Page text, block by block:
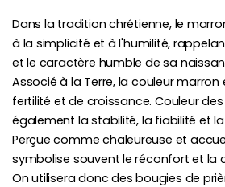
Bougie Neuvaine pour une Guérison - 17.5cm
€4.90
Dans la tradition chrétienne, le
à la simplicité et à l'humilité,
et le caractère humble de sa
Associé à la Terre, la couleur
fertilité et de croissance. Couleur
également la stabilité, la fiabilité et
Perçue comme chaleureuse et
symbolise souvent le réconfort et la
On utilisera donc des bougies de